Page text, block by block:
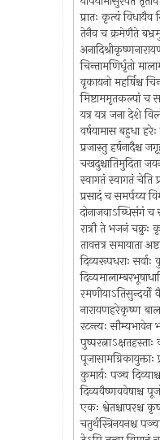
प्रातः कृत्यं विधायैव
तेनैव च क्रमेणैते
चिन्तामणिर्धृतो
वृकायनो महर्षिश्च
मिष्टाममृतकल्पां च
यत्र यत्र जना देशे
वर्षयामास बहुधा
प्रजास्तु हर्षनादैश्च
चखदुश्चातिमुदिता
स्वागतं स्वागतं चेति
प्रसादं च समर्पय्य
दोनाजवाऽब्धिसंगं
रात्रौ ते भजनं
तावत्तत्र समायाता
दिव्यरूपधराः सर्वाः
नारायणहरेकृष्ण
रटन्त्यः सौम्यभावेन
पुष्परत्नाऽक्षतहस्ताः
कुमार्यः पञ्च
दिव्यवैष्णववेषाश्च
एकः श्वेतश्चापरश्च
चतुर्थस्त्रिनयनश्च